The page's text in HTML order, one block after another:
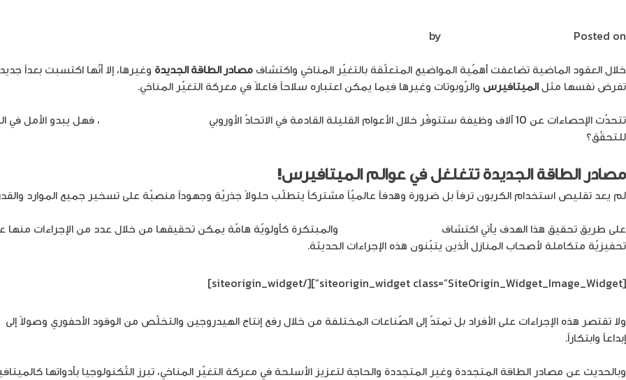
Posted on
خلال العقود الماضية تضاعفت أهمّية المواضيع المتعلّقة بالتغيّر المناخي واكتشاف مصادر الطاقة الجديدة وغيرها، إلا أنّها اكتسبت بعداً
تفرض نفسها مثلالميتافيرس والرّوبوتات وغيرها فيما يمكن اعتباره سلاحاً فاعلاً في معركة التغيّر المناخي.
تتحدّث الإحصاءات عن 10 آلاف وظيفة ستتوفّر خلال الأعوام القليلة القادمة في الاتحادّ الأوروبي
، فهل يبدو الأمل
للتحقّق؟
مصادر الطاقة الجديدة تتغلغل في عوالم الميتافيرس!
لم يعد تقليص استخدام الكربون ترفاً بل ضرورة وهدفاً عالميّاً مشتركاً يتطلّب حلولاً جذريّة وجهوداً منصبّة على تسخير جميع الموارد
على طريق تحقيق هذا الهدف يأتي اكتشاف
والمبتكرة كأولويّة هامّة يمكن تحقيقها من خلال عدد من الإجراءات منها
تحفيزيّة متكاملة لأصحاب المنازل الّذين يتبّنون هذه الإجراءات الحديثة.
[siteorigin_widget class=”SiteOrigin_Widget_Image_Widget”]
[/siteorigin_widget]
ولا تقتصر هذه الإجراءات على الأفراد بل تمتدّ إلى الصّناعات المختلفة من خلال رفع إنتاج الهيدروجين والتخلّص من الوقود الأحفوري وصولاً إلى
إبداعاً وابتكاراً.
وبالحديث عن مصادر الطاقة المتجددة وغير المتجددة والحاجة لتعزيز الأسلحة في معركة التغيّر المناخي، تبرز التّكنولوجيا بأدواتها